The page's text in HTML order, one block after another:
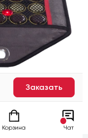
Заказать
Корзина Чат